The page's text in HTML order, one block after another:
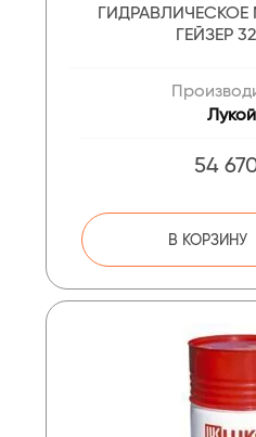
ГЕЙЗЕР
54
В КОРЗИНУ